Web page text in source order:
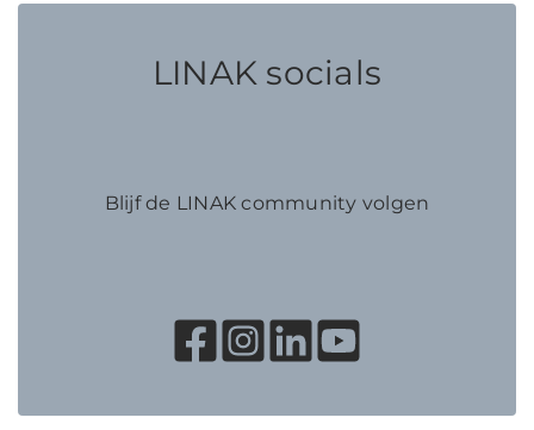
LINAK socials
Blijf de LINAK community volgen